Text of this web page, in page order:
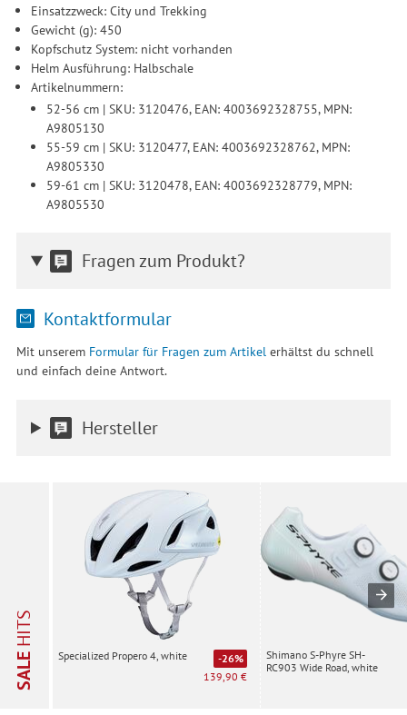
Einsatzzweck: City und Trekking
Gewicht (g): 450
Kopfschutz System: nicht vorhanden
Helm Ausführung: Halbschale
Artikelnummern:
52-56 cm | SKU: 3120476, EAN: 4003692328755, MPN:
A9805130
55-59 cm | SKU: 3120477, EAN: 4003692328762, MPN:
A9805330
59-61 cm | SKU: 3120478, EAN: 4003692328779, MPN:
A9805530
Fragen zum Produkt?
Kontaktformular
Mit unserem Formular für Fragen zum Artikelerhältst du schnell
und einfach deine Antwort.
Hersteller
SALE
HITS
Specialized Propero 4, white
-26%
139,90 €
Shimano S-Phyre SH-
RC903 Wide Road, white